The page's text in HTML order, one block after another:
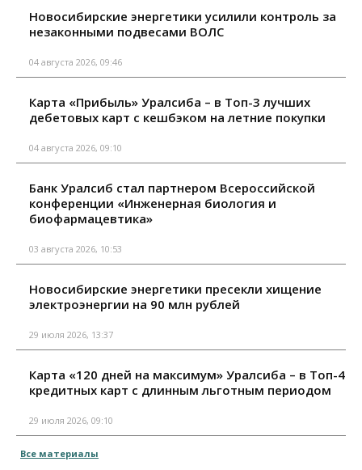
Новосибирские энергетики усилили контроль за
незаконными подвесами ВОЛС
04 августа 2026, 09:46
Карта «Прибыль» Уралсиба – в Топ-3 лучших
дебетовых карт с кешбэком на летние покупки
04 августа 2026, 09:10
Банк Уралсиб стал партнером Всероссийской
конференции «Инженерная биология и
биофармацевтика»
03 августа 2026, 10:53
Новосибирские энергетики пресекли хищение
электроэнергии на 90 млн рублей
29 июля 2026, 13:37
Карта «120 дней на максимум» Уралсиба – в Топ-4
кредитных карт с длинным льготным периодом
29 июля 2026, 09:10
Все материалы